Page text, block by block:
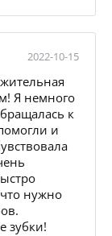
2022-10-15
Я немного
к
и
нужно
зубки!